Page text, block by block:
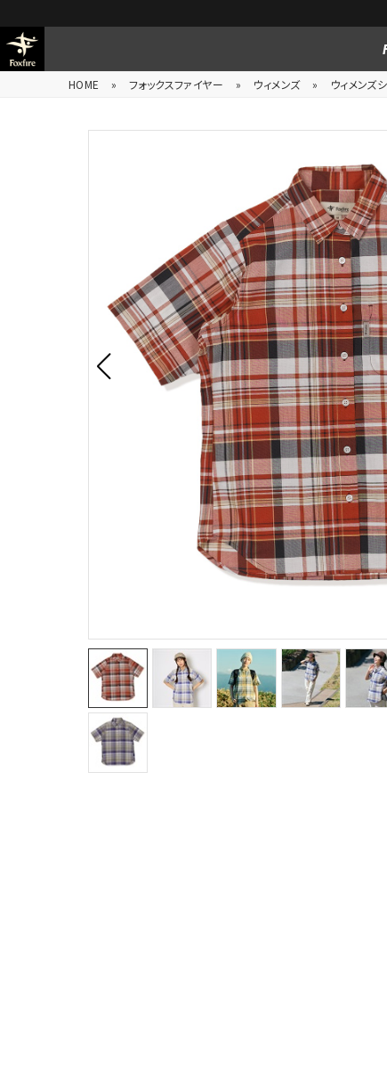
HOME » フォックスファイヤー » ウィメンズ » ウィメンズ